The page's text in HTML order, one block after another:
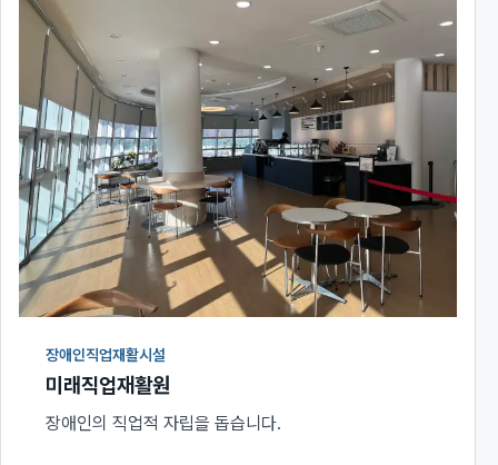
장애인직업재활시설
미래직업재활원
장애인의 직업적 자립을 돕습니다.